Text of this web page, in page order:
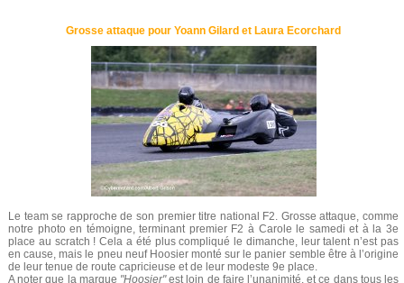
Grosse attaque pour Yoann Gilard et Laura Ecorchard
Le team se rapproche de son premier titre national F2. Grosse attaque, comme
notre photo en témoigne, terminant premier F2 à Carole le samedi et à la 3e
place au scratch ! Cela a été plus compliqué le dimanche, leur talent n’est pas
en cause, mais le pneu neuf Hoosier monté sur le panier semble être à l’origine
de leur tenue de route capricieuse et de leur modeste 9e place.
A noter que la marque "Hoosier"est loin de faire l’unanimité, et ce dans tous les